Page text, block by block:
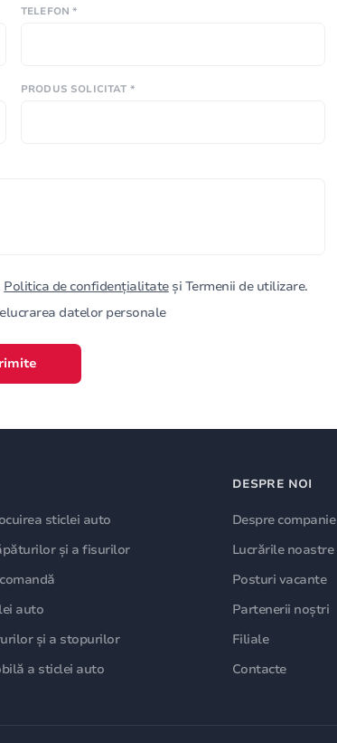
TELEFON *
PRODUS SOLICITAT *
Politica de confidențialitateși Termenii de utilizare.
datelor personale
sticlei auto
și a fisurilor
auto
și a stopurilor
a sticlei auto
DESPRE NOI
Despre companie
Lucrările noastre
Posturi vacante
Partenerii noștri
Filiale
Contacte